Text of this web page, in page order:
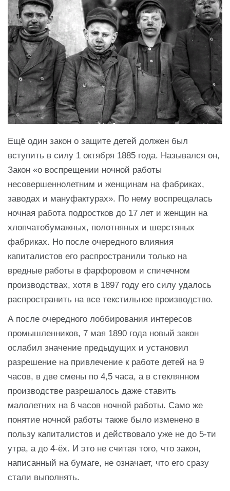
Ещё один закон о защите детей должен был
вступить в силу 1 октября 1885 года. Назывался он,
Закон «о воспрещении ночной работы
несовершеннолетним и женщинам на фабриках,
заводах и мануфактурах». По нему воспрещалась
ночная работа подростков до 17 лет и женщин на
хлопчатобумажных, полотняных и шерстяных
фабриках. Но после очередного влияния
капиталистов его распространили только на
вредные работы в фарфоровом и спичечном
производствах, хотя в 1897 году его силу удалось
распространить на все текстильное производство.
А после очередного лоббирования интересов
промышленников, 7 мая 1890 года новый закон
ослабил значение предыдущих и установил
разрешение на привлечение к работе детей на 9
часов, в две смены по 4,5 часа, а в стеклянном
производстве разрешалось даже ставить
малолетних на 6 часов ночной работы. Само же
понятие ночной работы также было изменено в
пользу капиталистов и действовало уже не до 5-ти
утра, а до 4-ёх. И это не считая того, что закон,
написанный на бумаге, не означает, что его сразу
стали выполнять.